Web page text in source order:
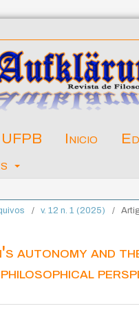
Inicio
/ v. 12 n. 1 (2025) /
autonomy and